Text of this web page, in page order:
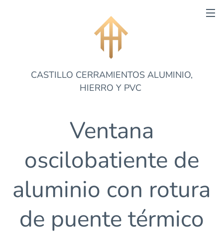
CASTILLO CERRAMIENTOS ALUMINIO,
HIERRO Y PVC
Ventana
oscilobatiente de
aluminio con rotura
de puente térmico